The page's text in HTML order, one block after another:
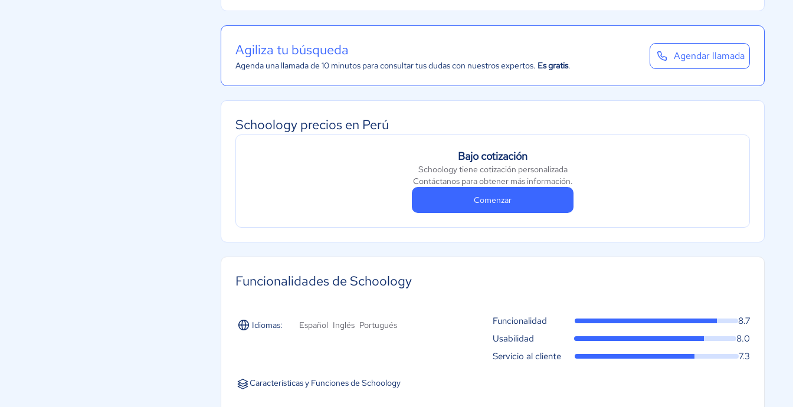
Agiliza tu búsqueda
Agenda una llamada de 10 minutos para consultar tus dudas con nuestros expertos. Es gratis.
Agendar llamada
Schoology precios en Perú
Bajo cotización
Schoology tiene cotización personalizada
Contáctanos para obtener más información.
Comenzar
Funcionalidades de Schoology
Idiomas: Español Inglés Portugués Funcionalidad
8.7
Usabilidad
8.0
Servicio al cliente
7.3
Características y Funciones de Schoology